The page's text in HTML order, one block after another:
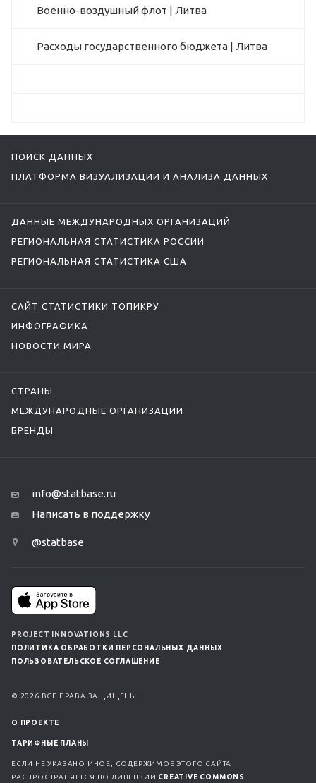
Военно-воздушный флот | Литва
Расходы государственного бюджета | Литва
ПОИСК ДАННЫХ
ПЛАТФОРМА ВИЗУАЛИЗАЦИИ И АНАЛИЗА ДАННЫХ
ДАННЫЕ МЕЖДУНАРОДНЫХ ОРГАНИЗАЦИЙ
РЕГИОНАЛЬНАЯ СТАТИСТИКА РОССИИ
РЕГИОНАЛЬНАЯ СТАТИСТИКА США
САЙТ СТАТИСТИКИ ТОПИКРУ
ИНФОГРАФИКА
НОВОСТИ МИРА
СТРАНЫ
МЕЖДУНАРОДНЫЕ ОРГАНИЗАЦИИ
БРЕНДЫ
info@statbase.ru
Написать в поддержку
@statbase
PROJECT INNOVATIONS LLC
ПОЛИТИКА ОБРАБОТКИ ПЕРСОНАЛЬНЫХ ДАННЫХ
ПОЛЬЗОВАТЕЛЬСКОЕ СОГЛАШЕНИЕ
© 2026 ВСЕ ПРАВА ЗАЩИЩЕНЫ.
О ПРОЕКТЕ
ТАРИФНЫЕ ПЛАНЫ
ЕСЛИ НЕ УКАЗАНО ИНОЕ, СОДЕРЖИМОЕ ЭТОГО САЙТА
РАСПРОСТРАНЯЕТСЯ ПО ЛИЦЕНЗИИ CREATIVE COMMONS